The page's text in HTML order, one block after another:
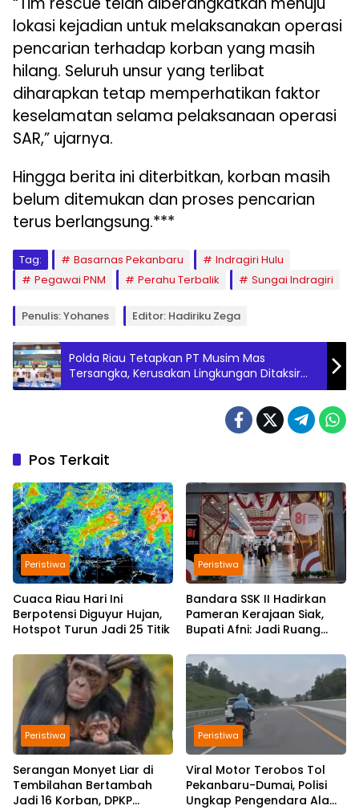
lokasi kejadian untuk melaksanakan operasi
pencarian terhadap korban yang masih
hilang. Seluruh unsur yang terlibat
diharapkan tetap memperhatikan faktor
keselamatan selama pelaksanaan operasi
SAR,” ujarnya.
Hingga berita ini diterbitkan, korban masih
belum ditemukan dan proses pencarian
terus berlangsung.***
Tag: Basarnas Pekanbaru
Indragiri Hulu
Pegawai PNM
Perahu Terbalik Sungai Indragiri
Penulis: Yohanes Editor: Hadiriku Zega
Polda Riau Tetapkan PT Musim Mas
Tersangka, Kerusakan Lingkungan Ditaksir
Rp187 Miliar
Pos Terkait
Peristiwa
Cuaca Riau Hari Ini
Berpotensi Diguyur Hujan,
Hotspot Turun Jadi 25 Titik
Peristiwa
Bandara SSK II Hadirkan
Pameran Kerajaan Siak,
Bupati Afni: Jadi Ruang
Peristiwa
Serangan Monyet Liar di
Tembilahan Bertambah
Jadi 16 Korban, DPKP
Peristiwa
Viral Motor Terobos Tol
Pekanbaru-Dumai, Polisi
Ungkap Pengendara Alami